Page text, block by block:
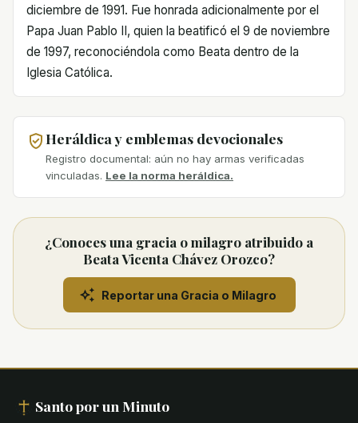
diciembre de 1991. Fue honrada adicionalmente por el
Papa Juan Pablo II, quien la beatificó el 9 de noviembre
de 1997, reconociéndola como Beata dentro de la
Iglesia Católica.
Heráldica y emblemas devocionales
Registro documental: aún no hay armas verificadas
vinculadas. Lee la norma heráldica.
¿Conoces una gracia o milagro atribuido a
Beata Vicenta Chávez Orozco?
Reportar una Gracia o Milagro
Santo por un Minuto